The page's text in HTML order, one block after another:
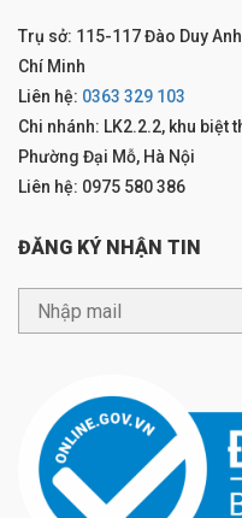
Trụ sở: 115-117 Đào Duy
Chí Minh
Liên hệ: 0363 329 103
Chi nhánh: LK2.2.2, khu biệt
Phường Đại Mỗ, Hà Nội
Liên hệ: 0975 580 386
ĐĂNG KÝ NHẬN TIN